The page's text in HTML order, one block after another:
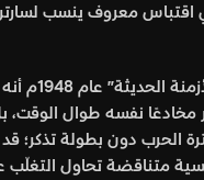
معروف ينسب
وهذا الحماس
دون بطولة تذكر؛ قد
متناقضة تحاول التغلّب